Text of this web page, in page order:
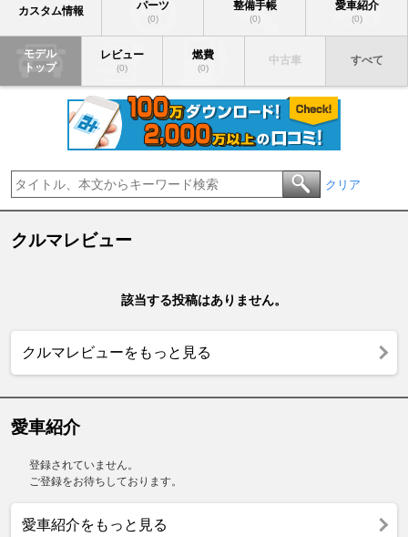
カスタム情報 パーツ
(0)
整備手帳
(0)
愛車紹介
(0)
モデル
トップ
レビュー
(0)
燃費
(0)
中古車 すべて
クリア
クルマレビュー
該当する投稿はありません。
クルマレビューをもっと見る
愛車紹介
登録されていません。
ご登録をお待ちしております。
愛車紹介をもっと見る